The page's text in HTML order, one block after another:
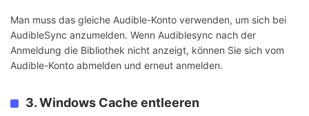
Man muss das gleiche Audible-Konto verwenden, um sich bei
AudibleSync anzumelden. Wenn Audiblesync nach der
Anmeldung die Bibliothek nicht anzeigt, können Sie sich vom
Audible-Konto abmelden und erneut anmelden.
3. Windows Cache entleeren